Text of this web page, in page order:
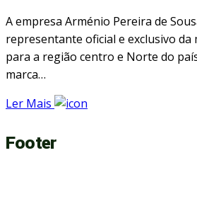
A empresa Arménio Pereira de
representante oficial e exclusivo da
para a região centro e Norte do
marca…
Ler Mais
Footer